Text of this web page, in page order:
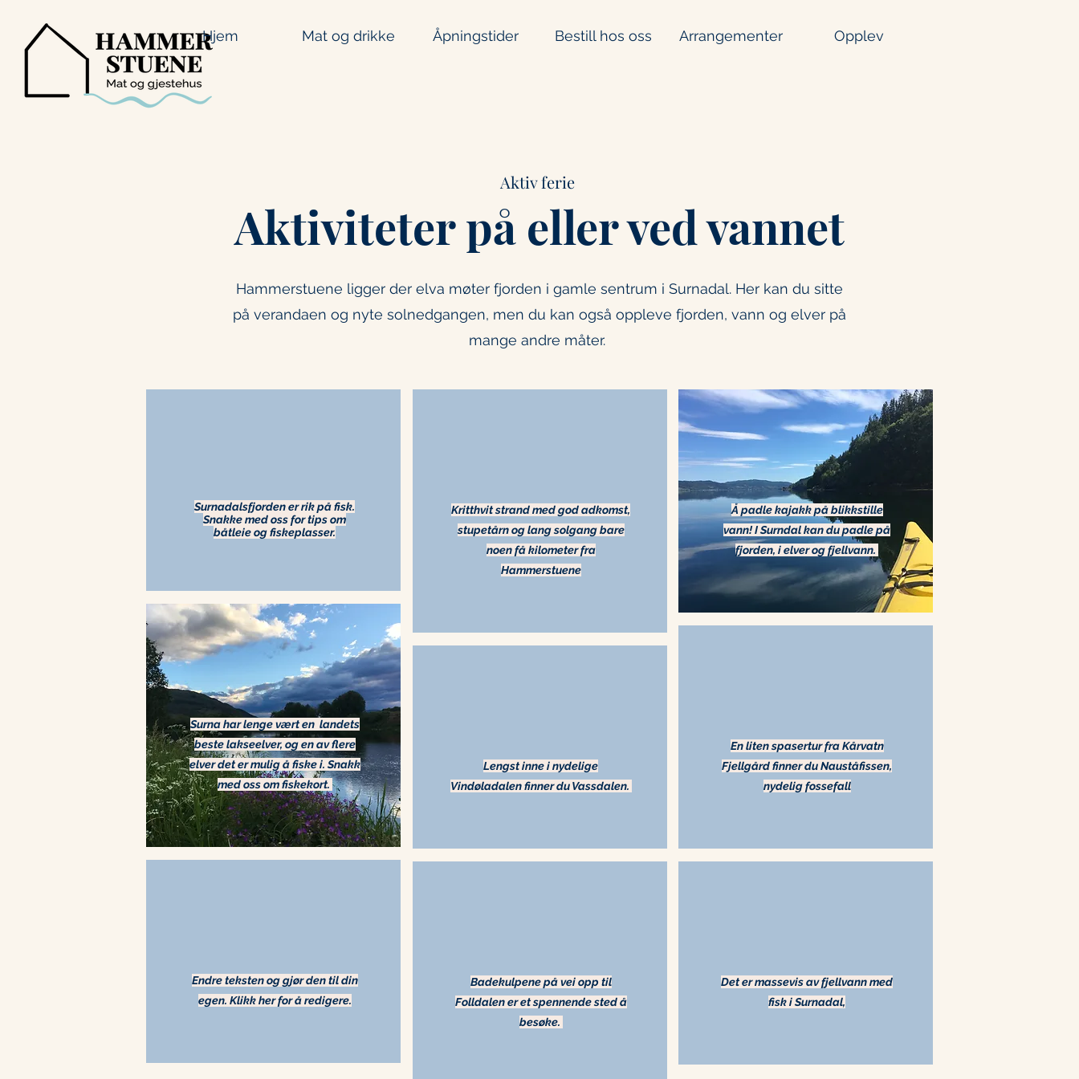
Hjem Mat og drikke Åpningstider Bestill hos oss Arrangementer Opplev
Aktiv ferie
Aktiviteter på eller ved vannet
Hammerstuene ligger der elva møter fjorden i gamle sentrum i Surnadal. Her kan du sitte
på verandaen og nyte solnedgangen, men du kan også oppleve fjorden, vann og elver på
mange andre måter.
Surnadalsfjorden er rik på fisk.
Snakke med oss for tips om
båtleie og fiskeplasser.
Surna har lenge vært en landets
beste lakseelver, og en av flere
elver det er mulig å fiske i. Snakk
med oss om fiskekort.
Endre teksten og gjør den til din
egen. Klikk her for å redigere.
Kritthvit strand med god adkomst,
stupetårn og lang solgang bare
noen få kilometer fra
Hammerstuene
Lengst inne i nydelige
Vindøladalen finner du Vassdalen.
Badekulpene på vei opp til
Folldalen er et spennende sted å
besøke.
Å padle kajakk på blikkstille
vann! I Surndal kan du padle på
fjorden, i elver og fjellvann.
En liten spasertur fra Kårvatn
Fjellgård finner du Nauståfissen,
nydelig fossefall
Det er massevis av fjellvann med
fisk i Surnadal,